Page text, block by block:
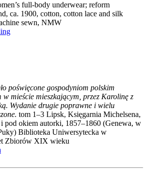
full-body underwear; reform
ca. 1900, cotton, cotton lace and silk
sewn, NMW
poświęcone gospodyniom polskim
w mieście mieszkającym, przez Karolinę z
Wydanie drugie poprawne i wielu
tom 1–3 Lipsk, Księgarnia Michelsena,
i pod okiem autorki, 1857–1860 (Genewa, w
Biblioteka Uniwersytecka w
Zbiorów XIX wieku